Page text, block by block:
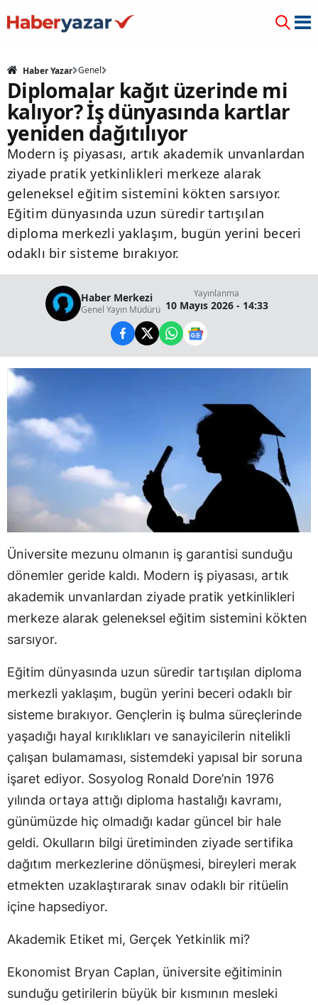
Haber Yazar Genel
Diplomalar kağıt üzerinde mi
kalıyor? İş dünyasında kartlar
yeniden dağıtılıyor
Modern iş piyasası, artık akademik unvanlardan
ziyade pratik yetkinlikleri merkeze alarak
geleneksel eğitim sistemini kökten sarsıyor.
Eğitim dünyasında uzun süredir tartışılan
diploma merkezli yaklaşım, bugün yerini beceri
odaklı bir sisteme bırakıyor.
Haber Merkezi
Genel Yayın Müdürü
Yayınlanma
10 Mayıs 2026 - 14:33
Üniversite mezunu olmanın iş garantisi sunduğu
dönemler geride kaldı. Modern iş piyasası, artık
akademik unvanlardan ziyade pratik yetkinlikleri
merkeze alarak geleneksel eğitim sistemini kökten
sarsıyor.
Eğitim dünyasında uzun süredir tartışılan diploma
merkezli yaklaşım, bugün yerini beceri odaklı bir
sisteme bırakıyor. Gençlerin iş bulma süreçlerinde
yaşadığı hayal kırıklıkları ve sanayicilerin nitelikli
çalışan bulamaması, sistemdeki yapısal bir soruna
işaret ediyor. Sosyolog Ronald Dore’nin 1976
yılında ortaya attığı diploma hastalığı kavramı,
günümüzde hiç olmadığı kadar güncel bir hale
geldi. Okulların bilgi üretiminden ziyade sertifika
dağıtım merkezlerine dönüşmesi, bireyleri merak
etmekten uzaklaştırarak sınav odaklı bir ritüelin
içine hapsediyor.
Akademik Etiket mi, Gerçek Yetkinlik mi?
Ekonomist Bryan Caplan, üniversite eğitiminin
sunduğu getirilerin büyük bir kısmının mesleki